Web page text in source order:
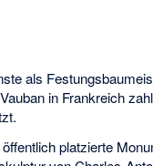
als
in Frankreich
platzierte